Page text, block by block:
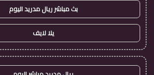
بث مباشر ريال مدريد اليوم
يلا لايف